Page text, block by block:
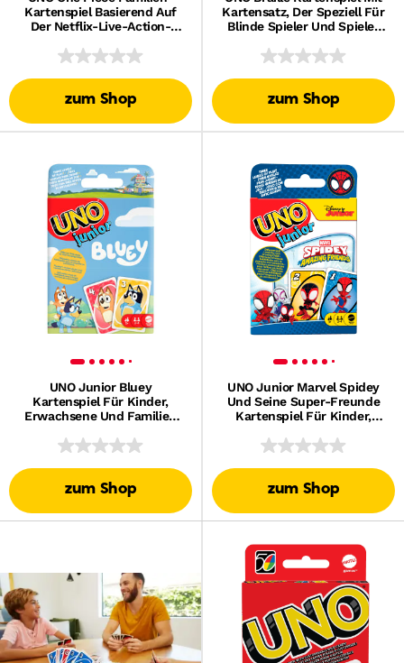
Kartenspiel Basierend Auf
Der Netflix-Live-Action-
Ab 7 Jahren
zum Shop
Kartensatz, Der Speziell Für
Blinde Spieler Und Spieler
Konzipiert Ist, Für 2 Bis 10
zum Shop
UNO Junior Bluey
Kartenspiel Für Kinder,
Erwachsene Und Familien
Inspiriertem Deck
zum Shop
UNO Junior Marvel Spidey
Und Seine Super-Freunde
Kartenspiel Für Kinder,
Spieleabende in Der Familie
zum Shop